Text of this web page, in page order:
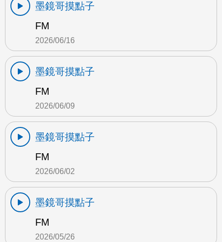
墨鏡哥摸點子
FM
2026/06/16
墨鏡哥摸點子
FM
2026/06/09
墨鏡哥摸點子
FM
2026/06/02
墨鏡哥摸點子
FM
2026/05/26